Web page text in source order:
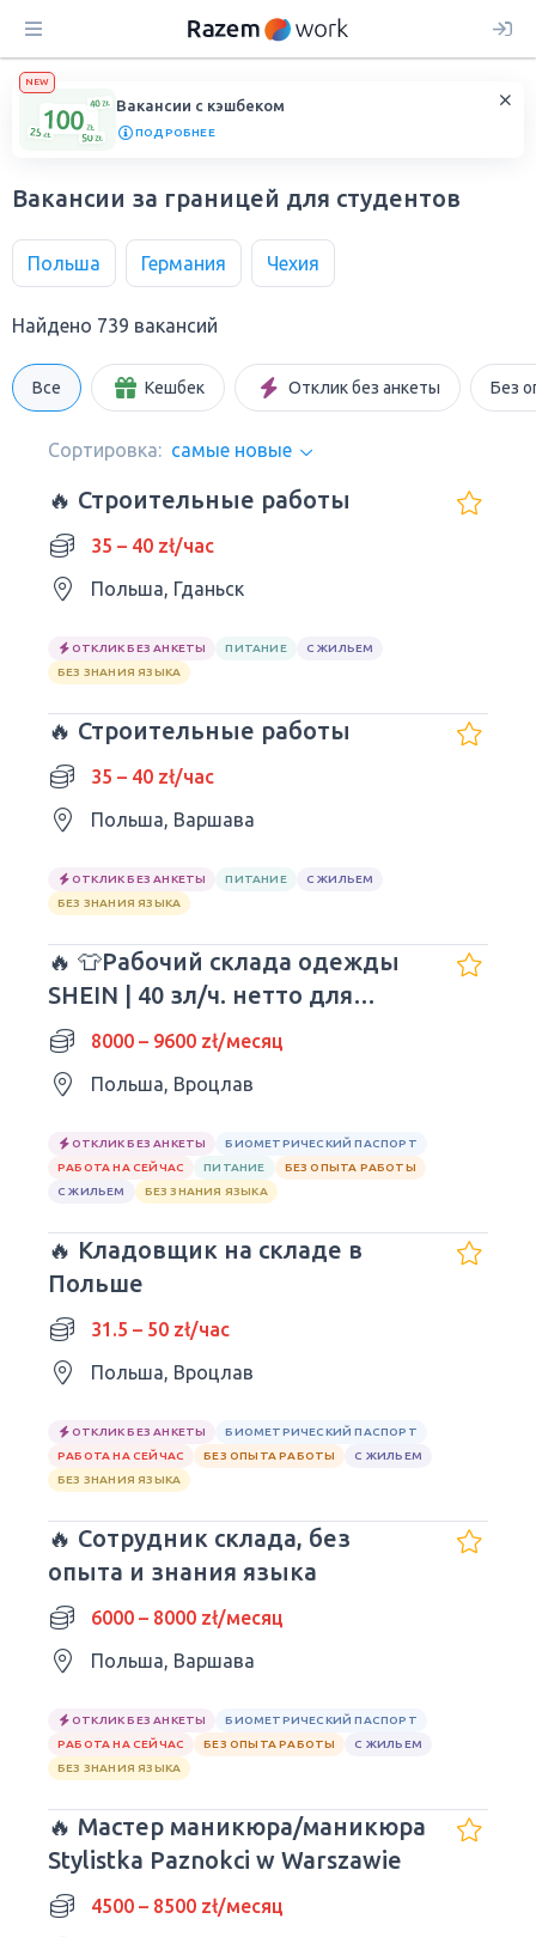
NEW
Вакансии с кэшбеком
ПОДРОБНЕЕ
Вакансии за границей для студентов
Польша Германия Чехия
Найдено 739 вакансий
Все Кешбек Отклик без анкеты Без
Сортировка: самые новые
🔥 Строительные работы
35 – 40 zł/час
Польша, Гданьск
ОТКЛИК БЕЗ АНКЕТЫ ПИТАНИЕ
С ЖИЛЬЕМ
БЕЗ ЗНАНИЯ ЯЗЫКА
🔥 Строительные работы
35 – 40 zł/час
Польша, Варшава
ОТКЛИК БЕЗ АНКЕТЫ ПИТАНИЕ
С ЖИЛЬЕМ
БЕЗ ЗНАНИЯ ЯЗЫКА
🔥 👕Рабочий склада одежды
SHEIN | 40 зл/ч. нетто для
молодежи!
8000 – 9600 zł/месяц
Польша, Вроцлав
ОТКЛИК БЕЗ АНКЕТЫ
БИОМЕТРИЧЕСКИЙ ПАСПОРТ
РАБОТА НА СЕЙЧАС
ПИТАНИЕ
БЕЗ ОПЫТА РАБОТЫ
С ЖИЛЬЕМ
БЕЗ ЗНАНИЯ ЯЗЫКА
🔥 Кладовщик на складе в
Польше
31.5 – 50 zł/час
Польша, Вроцлав
ОТКЛИК БЕЗ АНКЕТЫ
БИОМЕТРИЧЕСКИЙ ПАСПОРТ
РАБОТА НА СЕЙЧАС
БЕЗ ОПЫТА РАБОТЫ
С ЖИЛЬЕМ
БЕЗ ЗНАНИЯ ЯЗЫКА
🔥 Сотрудник склада, без
опыта и знания языка
6000 – 8000 zł/месяц
Польша, Варшава
ОТКЛИК БЕЗ АНКЕТЫ
БИОМЕТРИЧЕСКИЙ ПАСПОРТ
РАБОТА НА СЕЙЧАС
БЕЗ ОПЫТА РАБОТЫ
С ЖИЛЬЕМ
БЕЗ ЗНАНИЯ ЯЗЫКА
🔥 Мастер маникюра/маникюра
Stylistka Paznokci w Warszawie
4500 – 8500 zł/месяц